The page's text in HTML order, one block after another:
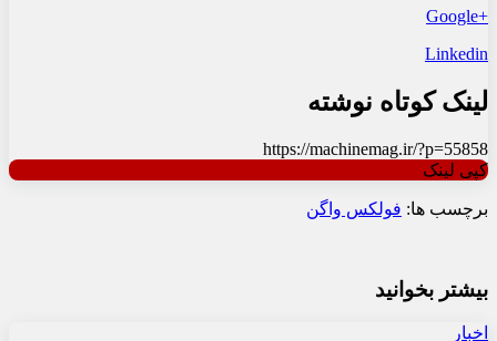
+Google
Linkedin
لینک کوتاه نوشته
https://machinemag.ir/?p=55858
کپی لینک
برچسب ها: فولکس واگن
بیشتر بخوانید
اخبار